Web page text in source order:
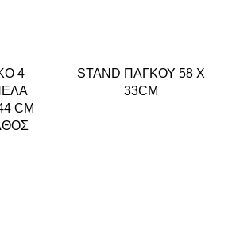
4
CM
STAND ΠΑΓΚΟΥ 58 X
33CM